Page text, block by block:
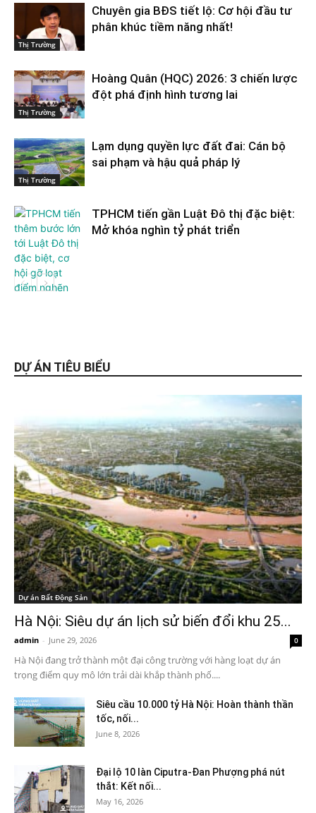
Thị Trường
Chuyên gia BĐS tiết lộ: Cơ hội đầu tư
phân khúc tiềm năng nhất!
Thị Trường
Hoàng Quân (HQC) 2026: 3 chiến lược
đột phá định hình tương lai
Thị Trường
Lạm dụng quyền lực đất đai: Cán bộ
sai phạm và hậu quả pháp lý
TPHCM tiến gần Luật Đô thị đặc biệt:
Mở khóa nghìn tỷ phát triển
DỰ ÁN TIÊU BIỂU
Dự án Bất Động Sản
Hà Nội: Siêu dự án lịch sử biến đổi khu 25...
admin - June 29, 2026 0
Hà Nội đang trở thành một đại công trường với hàng loạt dự án
trọng điểm quy mô lớn trải dài khắp thành phố....
Siêu cầu 10.000 tỷ Hà Nội: Hoàn thành thần
tốc, nối...
June 8, 2026
Đại lộ 10 làn Ciputra-Đan Phượng phá nút
thắt: Kết nối...
May 16, 2026